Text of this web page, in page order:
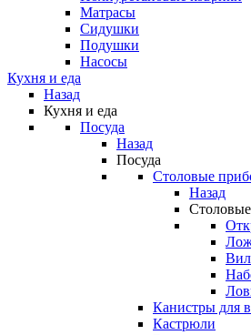
Матрасы
Сидушки
Подушки
Насосы
Кухня и еда
Назад
Кухня и еда
Посуда
Назад
Посуда
Столовые
Назад
Канистры для
Кастрюли